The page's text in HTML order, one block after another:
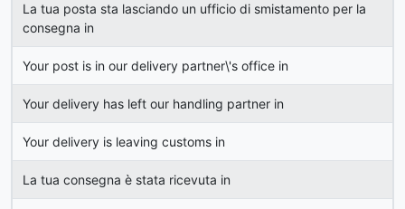
La tua posta sta lasciando un ufficio di smistamento per la
consegna in
Your post is in our delivery partner\'s office in
Your delivery has left our handling partner in
Your delivery is leaving customs in
La tua consegna è stata ricevuta in